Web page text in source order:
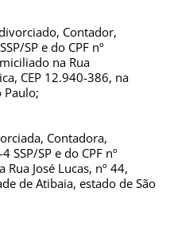
Contador,
SP e do CPF nº
na Rua
CEP 12.940-386, na
Paulo;
Contadora,
SSP/SP e do CPF nº
José Lucas, nº 44,
de Atibaia, estado de São